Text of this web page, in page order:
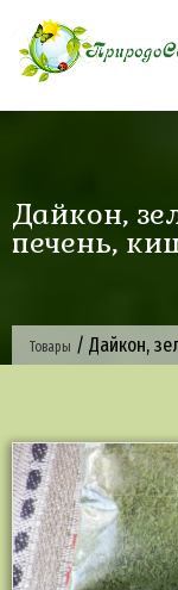
content
Дайкон,
печень,
Товары / Дайкон,